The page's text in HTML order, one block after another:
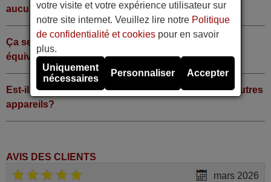
aucun code?
Ça sert à quoi la touche Shift de la télécommande
équivalente ?
Est-il possible utiliser cette télécommande pour d'autres
appareils?
AVIS DES CLIENTS
mars 2026
votre visite et votre expérience utilisateur sur
notre site internet. Veuillez lire notre Politique
de confidentialité et cookies pour en savoir
plus.
Uniquement
nécessaires
Personnaliser Accepter